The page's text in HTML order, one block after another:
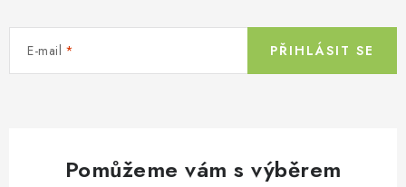
E-mail PŘIHLÁSIT SE
Pomůžeme vám s výběrem